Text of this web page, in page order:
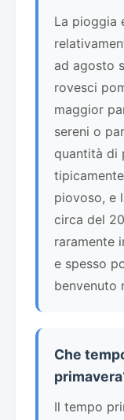
La pioggia
ad agosto
rovesci
maggior
sereni o
quantità di
piovoso, e
circa del
raramente
e spesso
benvenuto
Che
Il tempo